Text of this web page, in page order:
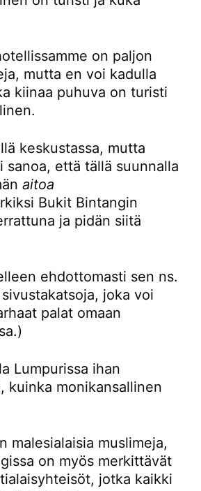
on paljon
mutta en voi kadulla
kiinaa puhuva on turisti
keskustassa, mutta
sanoa, että tällä suunnalla
aitoa
Bukit Bintangin
ja pidän siitä
ehdottomasti sen ns.
sivustakatsoja, joka voi
palat omaan
Lumpurissa ihan
kuinka monikansallinen
malesialaisia muslimeja,
on myös merkittävät
jotka kaikki